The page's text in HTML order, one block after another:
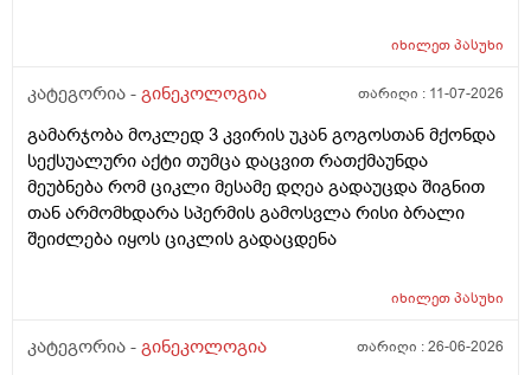
მენსტრუაცია 10 დღეა გადამიცდს,,, ორსულობას არ
თვე გავიდა... 9 ივლის რო დავორსულებოდი როგორ
ტკივილის ხან არა, შარდვის შემდეგ ტკივილი და
შებერილობის შეგრძმება...ჩემით ორციპოლი და
ნოშპაც დავლიეე.... რა უნდა ვქნა
იხილეთპასუხი
კატეგორია - გინეკოლოგია თარიღი : 11-07-2026
გამარჯობა მოკლედ 3 კვირის უკან გოგოსთან მქონდა
სექსუალური აქტი თუმცა დაცვით რათქმაუნდა
მეუბნება რომ ციკლი მესამე დღეა გადაუცდა შიგნით
თან არმომხდარა სპერმის გამოსვლა რისი ბრალი
შეიძლება იყოს ციკლის გადაცდენა
იხილეთპასუხი
კატეგორია - გინეკოლოგია თარიღი :26-06-2026